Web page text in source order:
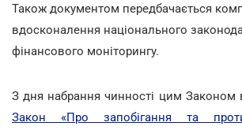
Також документом передбачається
вдосконалення національного
фінансового моніторингу.
З дня набрання чинності цим Законом
Закон «Про запобігання та